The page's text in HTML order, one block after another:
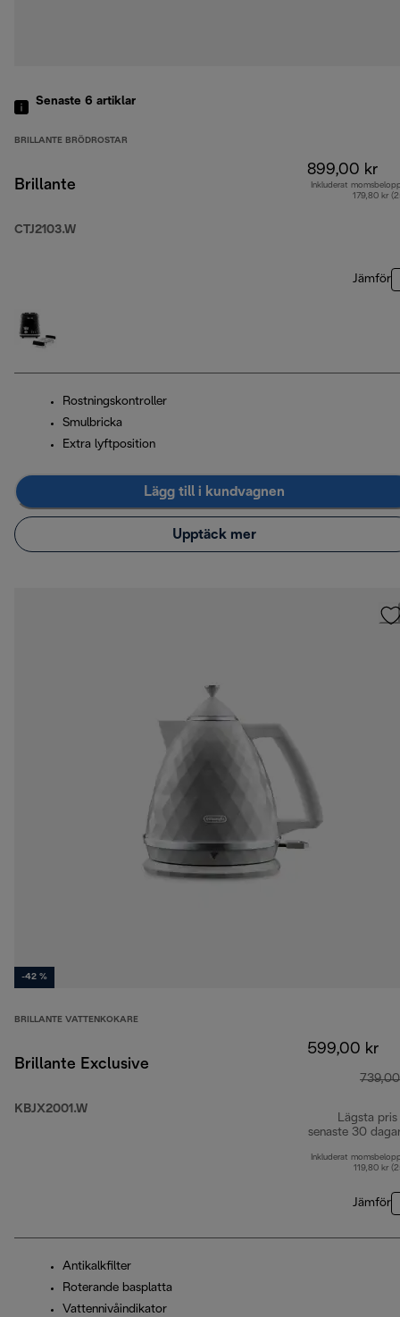
Senaste 6 artiklar
BRILLANTE BRÖDROSTAR
Brillante
CTJ2103.W
899,00 kr
Inkluderat
179,80 kr
Jämför
Rostningskontroller
Smulbricka
Extra lyftposition
Lägg till i kundvagnen
Upptäck mer
-42 %
BRILLANTE VATTENKOKARE
Brillante Exclusive
KBJX2001.W
599,00 kr
Lägsta pris
senaste 30
Inkluderat
119,80 kr
Jämför
Antikalkfilter
Roterande basplatta
Vattennivåindikator